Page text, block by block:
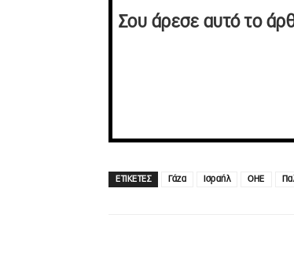
Σου άρεσε αυτό το
ΕΤΙΚΕΤΕΣ Γάζα Ισραήλ ΟΗΕ